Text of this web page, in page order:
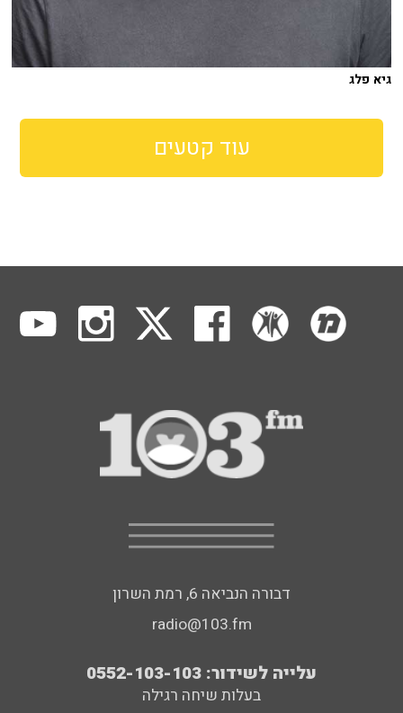
גיא פלג
עוד קטעים
דבורה הנביאה 6, רמת השרון
radio@103.fm
עלייה לשידור: 0552-103-103
בעלות שיחה רגילה